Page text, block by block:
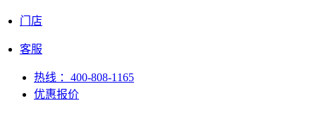
门店
客服
热线 ：400-808-1165
优惠报价